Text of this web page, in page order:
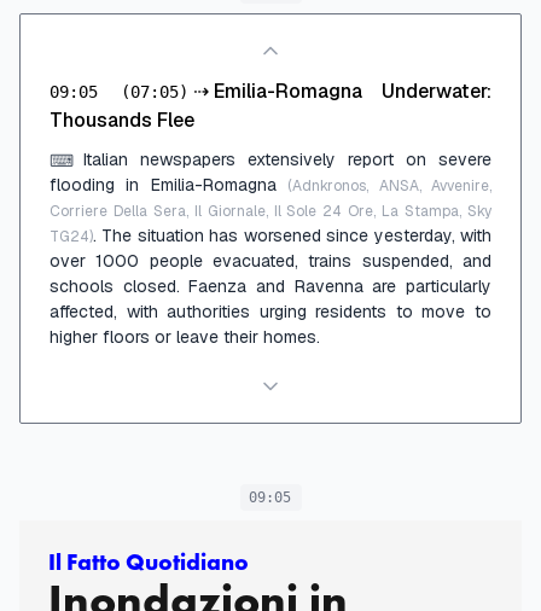
09:05 (07:05) ⇢ Emilia-Romagna Underwater:
Thousands Flee
⌨ Italian newspapers extensively report on severe
flooding in Emilia-Romagna
(Adnkronos, ANSA, Avvenire,
Corriere Della Sera, Il Giornale, Il Sole 24 Ore, La Stampa, Sky
TG24). The situation has worsened since yesterday, with
over 1000 people evacuated, trains suspended, and
schools closed. Faenza and Ravenna are particularly
affected, with authorities urging residents to move to
higher floors or leave their homes.
09:05
Il Fatto Quotidiano